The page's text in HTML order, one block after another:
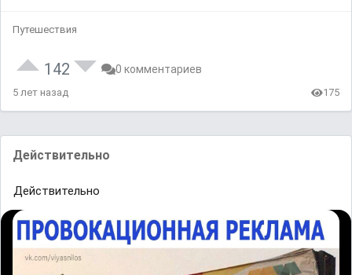
Путешествия
142 0 комментариев
5 лет назад 175
Действительно
Действительно